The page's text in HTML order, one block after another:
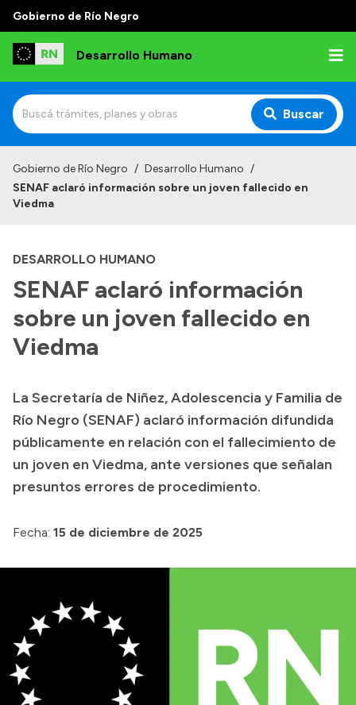
Gobierno de Río Negro
Desarrollo Humano
Buscar
Institucional
Autoridades
Delegaciones
Normativa
Presupuesto
Boletín Oficial
Compras y licitaciones
Consulta de expedientes
Convocatorias
Intranet
Gobierno de Río Negro / Desarrollo Humano /
SENAF aclaró información sobre un joven fallecido en
Viedma
DESARROLLO HUMANO
SENAF aclaró información
sobre un joven fallecido en
Viedma
La Secretaría de Niñez, Adolescencia y Familia de
Río Negro (SENAF) aclaró información difundida
públicamente en relación con el fallecimiento de
un joven en Viedma, ante versiones que señalan
presuntos errores de procedimiento.
Fecha: 15 de diciembre de 2025